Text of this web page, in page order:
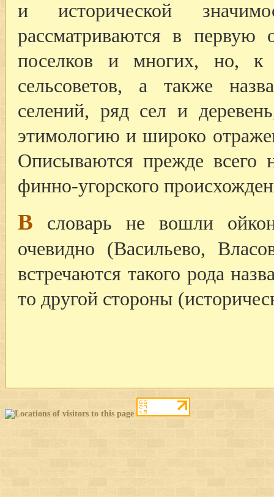
и исторической
рассматриваются в первую
поселков и многих, но, к
сельсоветов, а также
селений, ряд сел и
этимологию и широко
Описываются прежде всего
финно-угорского
В словарь не вошли
очевидно (Васильево,
встречаются такого рода
то другой стороны